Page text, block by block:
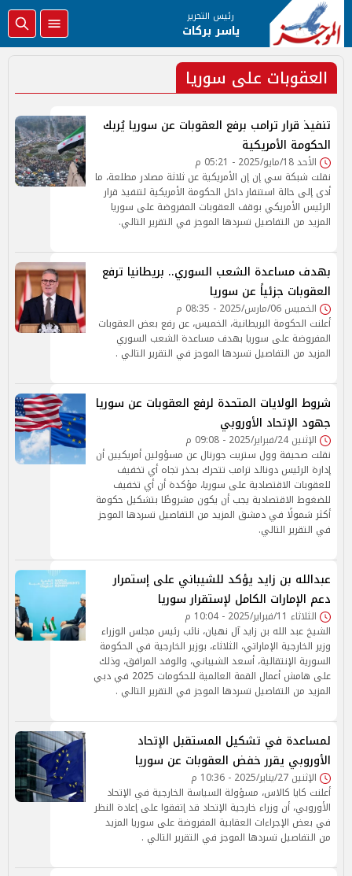
رئيس التحرير
ياسر بركات
العقوبات على سوريا
تنفيذ قرار ترامب برفع العقوبات عن سوريا يُربك
الحكومة الأمريكية
الأحد 18/مايو/2025 - 05:21 م
نقلت شبكة سي إن إن الأمريكية عن ثلاثة مصادر مطلعة، ما
أدى إلى حالة استنفار داخل الحكومة الأمريكية لتنفيذ قرار
الرئيس الأمريكي بوقف العقوبات المفروضة على سوريا
المزيد من التفاصيل تسردها الموجز في التقرير التالي.
بهدف مساعدة الشعب السوري.. بريطانيا ترفع
العقوبات جزئياً عن سوريا
الخميس 06/مارس/2025 - 08:35 م
أعلنت الحكومة البريطانية، الخميس، عن رفع بعض العقوبات
المفروضة على سوريا بهدف مساعدة الشعب السوري
المزيد من التفاصيل تسردها الموجز في التقرير التالي .
شروط الولايات المتحدة لرفع العقوبات عن سوريا
جهود الإتحاد الأوروبي
الإثنين 24/فبراير/2025 - 09:08 م
نقلت صحيفة وول ستريت جورنال عن مسؤولين أمريكيين أن
إدارة الرئيس دونالد ترامب تتحرك بحذر تجاه أي تخفيف
للعقوبات الاقتصادية على سوريا، مؤكدة أن أي تخفيف
للضغوط الاقتصادية يجب أن يكون مشروطًا بتشكيل حكومة
أكثر شمولًا في دمشق المزيد من التفاصيل تسردها الموجز
في التقرير التالي.
عبدالله بن زايد يؤكد للشيباني على إستمرار
دعم الإمارات الكامل لإستقرار سوريا
الثلاثاء 11/فبراير/2025 - 10:04 م
الشيخ عبد الله بن زايد آل نهيان، نائب رئيس مجلس الوزراء
وزير الخارجية الإماراتي، الثلاثاء، بوزير الخارجية في الحكومة
السورية الإنتقالية، أسعد الشيباني، والوفد المرافق، وذلك
على هامش أعمال القمة العالمية للحكومات 2025 في دبي
المزيد من التفاصيل تسردها الموجز في التقرير التالي .
لمساعدة في تشكيل المستقبل الإتحاد
الأوروبي يقرر خفض العقوبات عن سوريا
الإثنين 27/يناير/2025 - 10:36 م
أعلنت كايا كالاس، مسؤولة السياسة الخارجية في الإتحاد
الأوروبي، أن وزراء خارجية الإتحاد قد إتفقوا على إعادة النظر
في بعض الإجراءات العقابية المفروضة على سوريا المزيد
من التفاصيل تسردها الموجز في التقرير التالي .